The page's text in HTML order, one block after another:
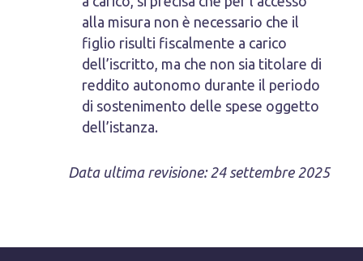
alla misura non è necessario che il
figlio risulti fiscalmente a carico
dell’iscritto, ma che non sia titolare di
reddito autonomo durante il periodo
di sostenimento delle spese oggetto
dell’istanza.
Data ultima revisione: 24 settembre 2025